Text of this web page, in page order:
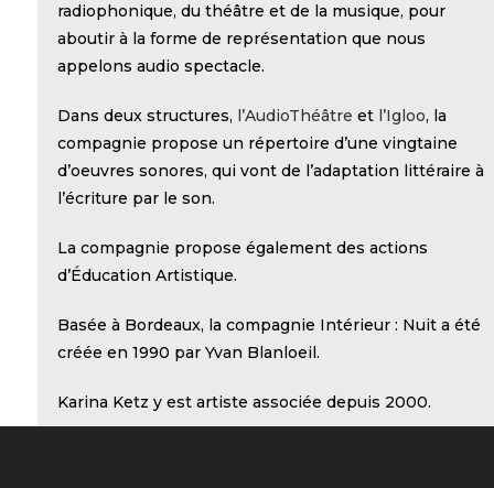
radiophonique, du théâtre et de la musique, pour
aboutir à la forme de représentation que nous
appelons audio spectacle.
Dans deux structures, l’AudioThéâtre et l’Igloo, la
compagnie propose un répertoire d’une vingtaine
d’oeuvres sonores, qui vont de l’adaptation littéraire à
l’écriture par le son.
La compagnie propose également des actions
d’Éducation Artistique.
Basée à Bordeaux, la compagnie Intérieur : Nuit a été
créée en 1990 par Yvan Blanloeil.
Karina Ketz y est artiste associée depuis 2000.